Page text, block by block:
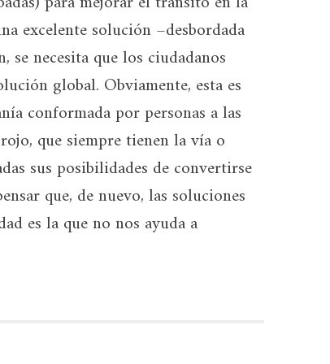
excelente solución –desbordada
necesita que los ciudadanos
global. Obviamente, esta es
conformada por personas a las
que siempre tienen la vía o
sus posibilidades de convertirse
que, de nuevo, las soluciones
es la que no nos ayuda a